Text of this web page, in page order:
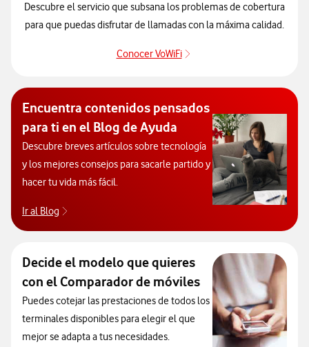
Descubre el servicio que subsana los problemas de cobertura
para que puedas disfrutar de llamadas con la máxima calidad.
Conocer VoWiFi
Encuentra contenidos pensados
para ti en el Blog de Ayuda
Descubre breves artículos sobre tecnología
y los mejores consejos para sacarle partido y
hacer tu vida más fácil.
Ir al Blog
Decide el modelo que quieres
con el Comparador de móviles
Puedes cotejar las prestaciones de todos los
terminales disponibles para elegir el que
mejor se adapta a tus necesidades.